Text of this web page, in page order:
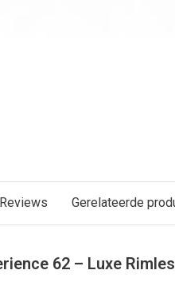
Reviews Gerelateerde
62 – Luxe